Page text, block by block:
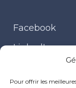
Pour offrir les
Facebook
LinkedIn
Contact